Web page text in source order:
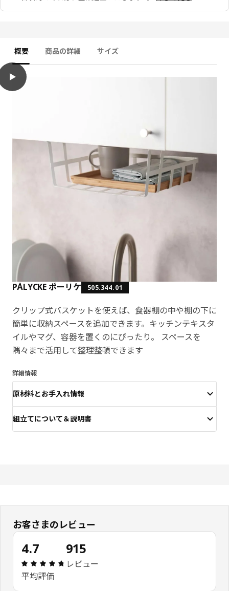
概要 商品の詳細 サイズ
PÅLYCKE ポーリケ 505.344.01
クリップ式バスケットを使えば、食器棚の中や棚の下に
簡単に収納スペースを追加できます。キッチンテキスタ
イルやマグ、容器を置くのにぴったり。 スペースを
隅々まで活用して整理整頓できます
詳細情報
原材料とお手入れ情報
組立てについて＆説明書
play
PÅLYCKE ポーリケ バスケット クリップ式, 36x26x14 cm
お客さまのレビュー
4.7
レビュー: 4.7 5 星の数 総レビュー: 915
平均評価
915
レビュー